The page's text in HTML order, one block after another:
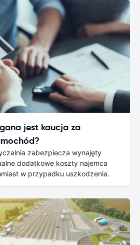
jest kaucja za
zabezpiecza wynajęty
dodatkowe koszty najemca
w przypadku uszkodzenia.